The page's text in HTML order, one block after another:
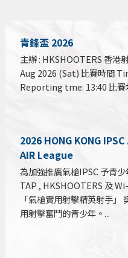
青鋒盃 2026
主辦 : HKSHOOTERS 香
Aug 2026 (Sat) 比賽時間
Reporting tme: 13:40 比賽
2026 HONG KONG
AIR League
為加強推廣氣槍IPSC 予青
TAP , HKSHOOTERS 及
「氣槍實用射擊精英射手
用射擊奮鬥的青少年。...